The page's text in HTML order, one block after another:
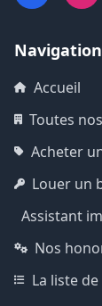
Navigation
Accueil
Toutes
Acheter
Louer un
Assistant
Nos
La liste